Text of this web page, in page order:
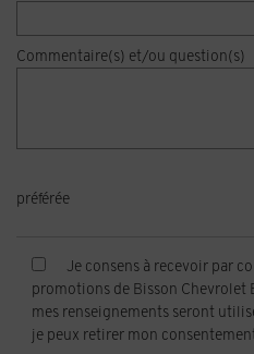
Commentaire(s) et/ou question(s)
préférée
Je consens à recevoir par
promotions de Bisson Chevrolet
mes renseignements seront
je peux retirer mon